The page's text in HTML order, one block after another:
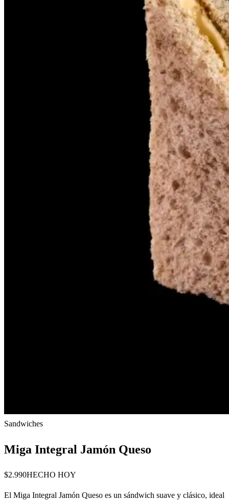
Sandwiches
Miga Integral Jamón Queso
$2.990HECHO HOY
El Miga Integral Jamón Queso es un sándwich suave y clásico, ideal